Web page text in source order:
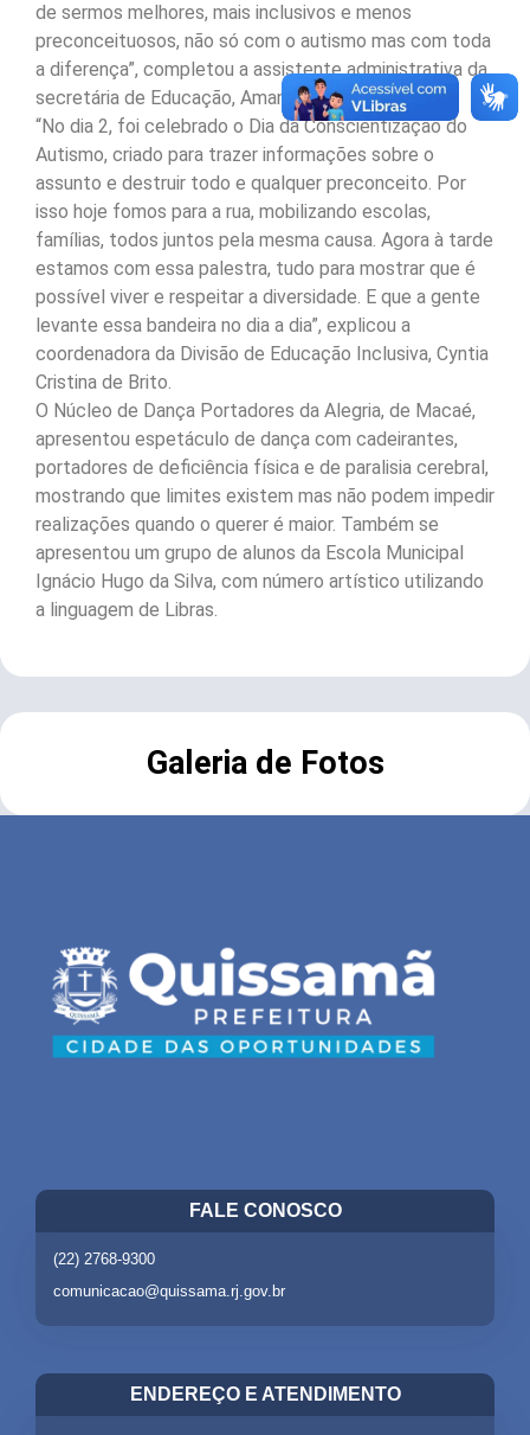
de sermos melhores, mais inclusivos e menos
preconceituosos, não só com o autismo mas com toda
a diferença”, completou a assistente administrativa da
secretária de Educação, Amanda Fragoso.
“No dia 2, foi celebrado o Dia da Conscientização do
Autismo, criado para trazer informações sobre o
assunto e destruir todo e qualquer preconceito. Por
isso hoje fomos para a rua, mobilizando escolas,
famílias, todos juntos pela mesma causa. Agora à tarde
estamos com essa palestra, tudo para mostrar que é
possível viver e respeitar a diversidade. E que a gente
levante essa bandeira no dia a dia”, explicou a
coordenadora da Divisão de Educação Inclusiva, Cyntia
Cristina de Brito.
O Núcleo de Dança Portadores da Alegria, de Macaé,
apresentou espetáculo de dança com cadeirantes,
portadores de deficiência física e de paralisia cerebral,
mostrando que limites existem mas não podem impedir
realizações quando o querer é maior. Também se
apresentou um grupo de alunos da Escola Municipal
Ignácio Hugo da Silva, com número artístico utilizando
a linguagem de Libras.
Galeria de Fotos
FALE CONOSCO
(22) 2768-9300
comunicacao@quissama.rj.gov.br
ENDEREÇO E ATENDIMENTO